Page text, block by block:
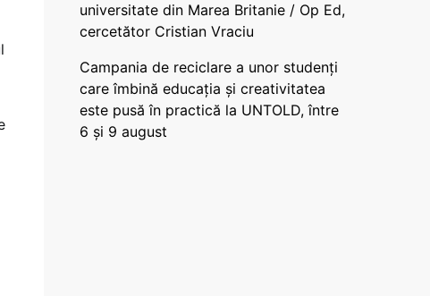
universitate din Marea Britanie / Op Ed,
cercetător Cristian Vraciu
Campania de reciclare a unor studenți
care îmbină educația și creativitatea
este pusă în practică la UNTOLD, între
6 și 9 august